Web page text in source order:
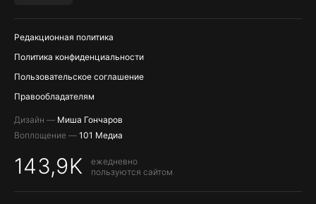
Редакционная политика
Политика конфиденциальности
Пользовательское соглашение
Правообладателям
Дизайн — Миша Гончаров
Воплощение — 101 Медиа
143,9K
ежедневно
пользуются сайтом